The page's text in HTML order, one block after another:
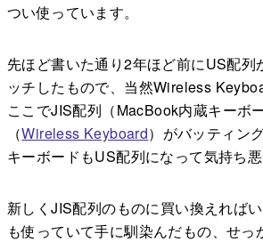
つい使っています。
先ほど書いた通り2年ほど前にUS配列
ッチしたもので、当然Wireless
ここでJIS配列（MacBook内蔵キーボ
（Wireless Keyboard）がバッティン
キーボードもUS配列になって気持ち悪
新しくJIS配列のものに買い換えれば
も使っていて手に馴染んだもの、せっ